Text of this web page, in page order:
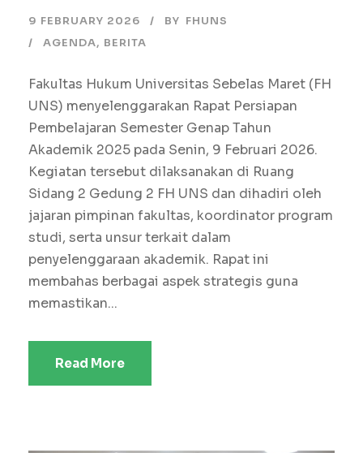
9 FEBRUARY 2026 BY FHUNS
AGENDA, BERITA
Fakultas Hukum Universitas Sebelas Maret (FH
UNS) menyelenggarakan Rapat Persiapan
Pembelajaran Semester Genap Tahun
Akademik 2025 pada Senin, 9 Februari 2026.
Kegiatan tersebut dilaksanakan di Ruang
Sidang 2 Gedung 2 FH UNS dan dihadiri oleh
jajaran pimpinan fakultas, koordinator program
studi, serta unsur terkait dalam
penyelenggaraan akademik. Rapat ini
membahas berbagai aspek strategis guna
memastikan...
Read More